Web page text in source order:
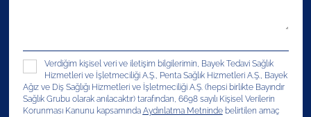
Verdiğim kişisel veri ve iletişim bilgilerimin, Bayek Tedavi Sağlık
Hizmetleri ve İşletmeciliği A.Ş., Penta Sağlık Hizmetleri A.Ş., Bayek
Ağız ve Diş Sağlığı Hizmetleri ve İşletmeciliği A.Ş. (hepsi birlikte Bayındır
Sağlık Grubu olarak anılacaktır) tarafından, 6698 sayılı Kişisel Verilerin
Korunması Kanunu kapsamında Aydınlatma Metnindebelirtilen amaç